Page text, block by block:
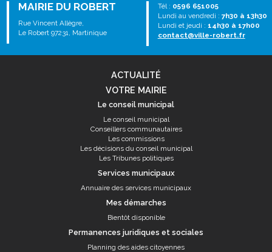
MAIRIE DU ROBERT
Rue Vincent Allègre,
Le Robert 97231, Martinique
Tél : 0596 651005
Lundi au vendredi : 7h30 à 13h30
Lundi et jeudi : 14h30 à 17h00
contact@ville-robert.fr
ACTUALITÉ
VOTRE MAIRIE
Le conseil municipal
Le conseil municipal
Conseillers communautaires
Les commissions
Les décisions du conseil municipal
Les Tribunes politiques
Services municipaux
Annuaire des services municipaux
Mes démarches
Bientôt disponible
Permanences juridiques et sociales
Planning des aides citoyennes